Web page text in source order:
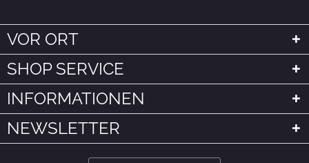
VOR ORT
SHOP SERVICE
INFORMATIONEN
NEWSLETTER